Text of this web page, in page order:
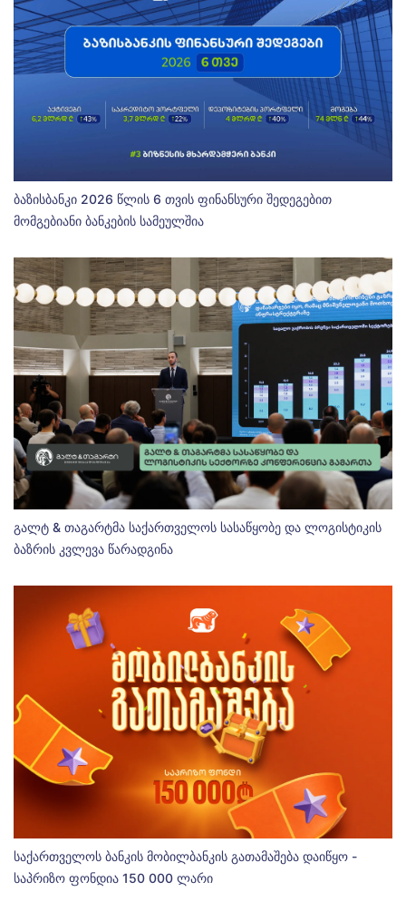
ბაზისბანკი 2026 წლის 6 თვის ფინანსური შედეგებით
მომგებიანი ბანკების სამეულშია
გალტ & თაგარტმა საქართველოს სასაწყობე და ლოგისტიკის
ბაზრის კვლევა წარადგინა
საქართველოს ბანკის მობილბანკის გათამაშება დაიწყო -
საპრიზო ფონდია 150 000 ლარი